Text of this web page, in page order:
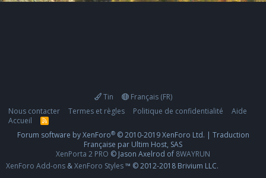
Tin
Français (FR)
Nous contacter
Termes et règles Politique de confidentialité
Aide
Accueil
R
S
S
Forum software by XenForo® © 2010-2019 XenForo Ltd. | Traduction
Française par Ultim Host, SAS
XenPorta 2 PRO © Jason Axelrod of 8WAYRUN
XenForo Add-ons &XenForo Styles™ © 2012-2018 Brivium LLC.